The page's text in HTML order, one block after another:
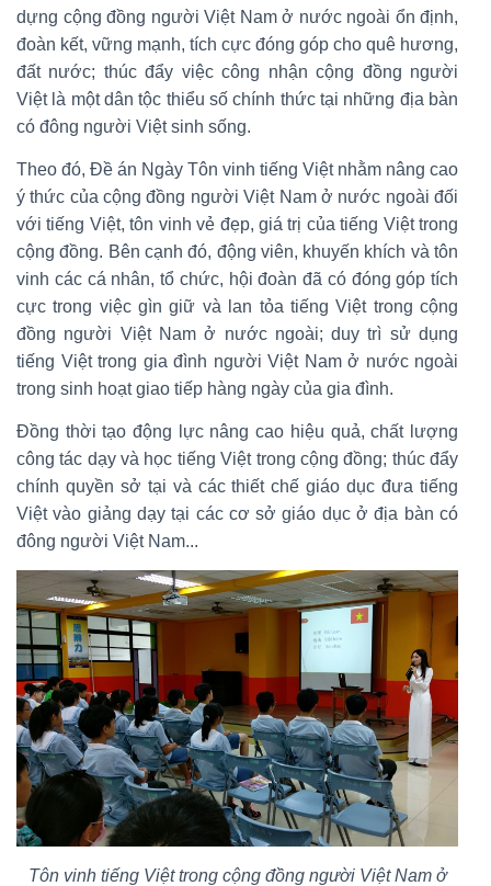
dựng cộng đồng người Việt Nam ở nước ngoài ổn định,
đoàn kết, vững mạnh, tích cực đóng góp cho quê hương,
đất nước; thúc đẩy việc công nhận cộng đồng người
Việt là một dân tộc thiểu số chính thức tại những địa bàn
có đông người Việt sinh sống.
Theo đó, Đề án Ngày Tôn vinh tiếng Việt nhằm nâng cao
ý thức của cộng đồng người Việt Nam ở nước ngoài đối
với tiếng Việt, tôn vinh vẻ đẹp, giá trị của tiếng Việt trong
cộng đồng. Bên cạnh đó, động viên, khuyến khích và tôn
vinh các cá nhân, tổ chức, hội đoàn đã có đóng góp tích
cực trong việc gìn giữ và lan tỏa tiếng Việt trong cộng
đồng người Việt Nam ở nước ngoài; duy trì sử dụng
tiếng Việt trong gia đình người Việt Nam ở nước ngoài
trong sinh hoạt giao tiếp hàng ngày của gia đình.
Đồng thời tạo động lực nâng cao hiệu quả, chất lượng
công tác dạy và học tiếng Việt trong cộng đồng; thúc đẩy
chính quyền sở tại và các thiết chế giáo dục đưa tiếng
Việt vào giảng dạy tại các cơ sở giáo dục ở địa bàn có
đông người Việt Nam...
Tôn vinh tiếng Việt trong cộng đồng người Việt Nam ở